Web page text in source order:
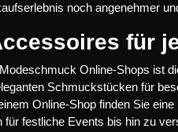
noch angenehmer
für
Online-Shops ist
Schmuckstücken für
Online-Shop finden Sie
festliche Events bis hin zu